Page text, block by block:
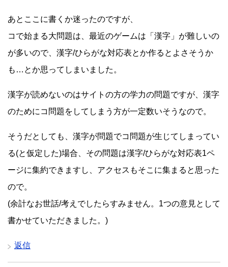
あとここに書くか迷ったのですが、
コで始まる大問題は、最近のゲームは「漢字」が難しいの
が多いので、漢字/ひらがな対応表とか作るとよさそうか
も…とか思ってしまいました。
漢字が読めないのはサイトの方の学力の問題ですが、漢字
のためにコ問題をしてしまう方が一定数いそうなので。
そうだとしても、漢字が問題でコ問題が生じてしまってい
る(と仮定した)場合、その問題は漢字/ひらがな対応表1ペ
ージに集約できますし、アクセスもそこに集まると思った
ので。
(余計なお世話/考えでしたらすみません。1つの意見として
書かせていただきました。)
返信